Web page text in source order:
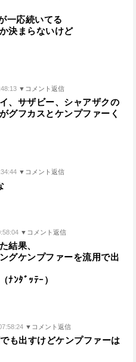
一応続いてる
決まらないけど
▼コメント返信
、サザビー、シャアザクの
グフカスとケンプファーく
▼コメント返信
▼コメント返信
結果、
グケンプファーを流用で出
ﾅﾝﾀﾞｯﾃｰ）
▼コメント返信
も出すけどケンプファーは